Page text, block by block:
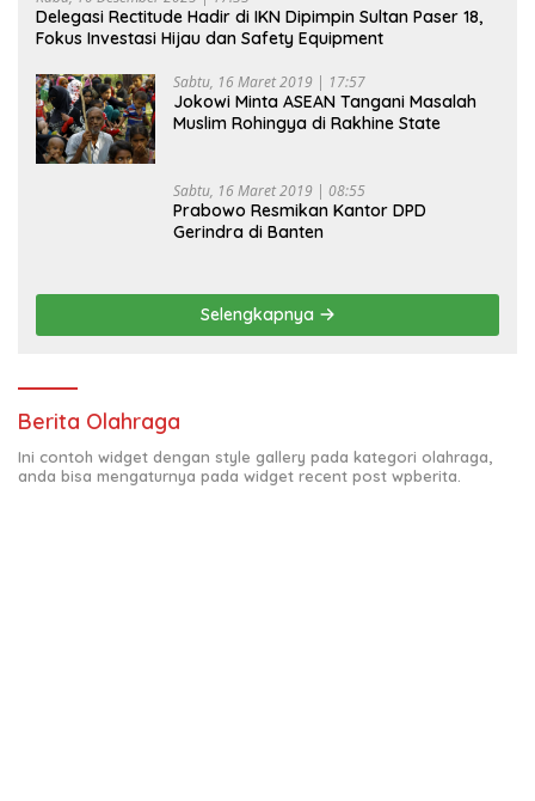
Delegasi Rectitude Hadir di IKN Dipimpin Sultan Paser 18,
Fokus Investasi Hijau dan Safety Equipment
Sabtu, 16 Maret 2019 | 17:57
Jokowi Minta ASEAN Tangani Masalah
Muslim Rohingya di Rakhine State
Sabtu, 16 Maret 2019 | 08:55
Prabowo Resmikan Kantor DPD
Gerindra di Banten
Selengkapnya
Berita Olahraga
Ini contoh widget dengan style gallery pada kategori olahraga,
anda bisa mengaturnya pada widget recent post wpberita.